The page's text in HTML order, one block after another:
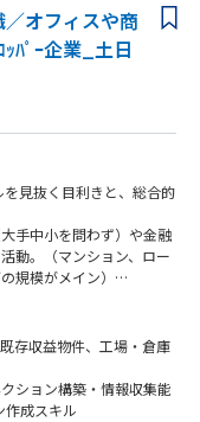
センティブを含む平均
れる仕組みとなってお
とができます。
で、若手から中堅まで幅
化まで主体的に進められ
、「どうすれば利益化で
粘り強く進められる方
る方
スを十何位捉えられる方
りがいを感じる方
／オフィスや商
ﾊﾟｰ企業_土日
を見抜く目利きと、総合的
手中小を問わず）や金融
動。（マンション、ロー
規模がメイン）
に基づき、最適な用途
し、最高利益を見込める
格など）を立案。開発・
の出る販売戦略を設計す
関係、環境、土壌など、
存収益物件、工場・倉庫
ション構築・情報収集能
作成スキル